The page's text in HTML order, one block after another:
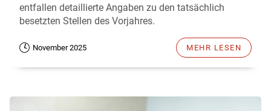
entfallen detaillierte Angaben zu den tatsächlich
besetzten Stellen des Vorjahres.
November 2025 MEHR LESEN